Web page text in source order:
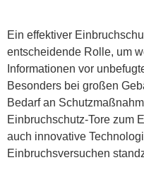
Ein effektiver
entscheidende Rolle, um
Informationen vor
Besonders bei großen
Bedarf an
Einbruchschutz-Tore zum
auch innovative
Einbruchsversuchen